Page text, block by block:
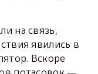
на связь,
явились в
Вскоре